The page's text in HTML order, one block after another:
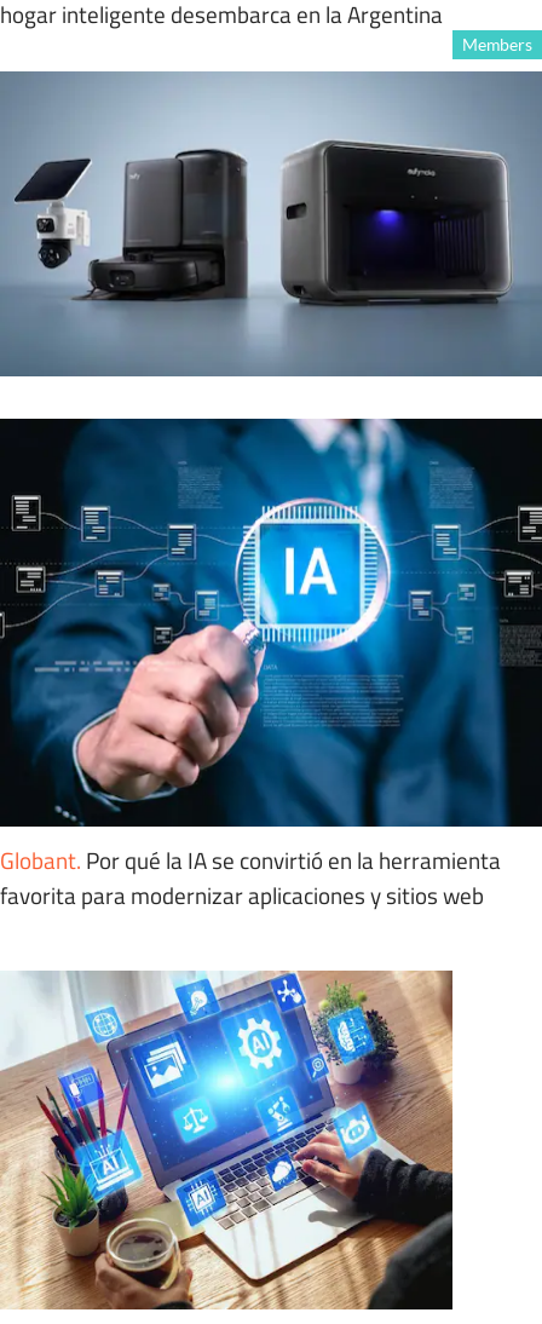
hogar inteligente desembarca en la Argentina
Members
Globant. Por qué la IA se convirtió en la herramienta
favorita para modernizar aplicaciones y sitios web